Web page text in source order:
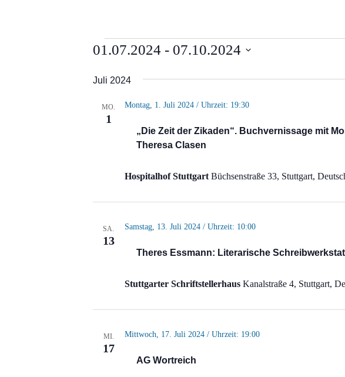
Veranstaltungen
01.07.2024 - 07.10.2024
wählen.
Juli 2024
MO.
1
„Die Zeit der Zikaden“. Buchvernissage mit
Theresa Clasen
Montag, 1. Juli 2024 / Uhrzeit: 19:30
Hospitalhof Stuttgart Büchsenstraße 33, Stuttgart,
SA.
13
Theres Essmann: Literarische
Samstag, 13. Juli 2024 / Uhrzeit: 10:00
Stuttgarter Schriftstellerhaus Kanalstraße 4, Stuttgart,
MI.
17
AG Wortreich
Mittwoch, 17. Juli 2024 / Uhrzeit: 19:00